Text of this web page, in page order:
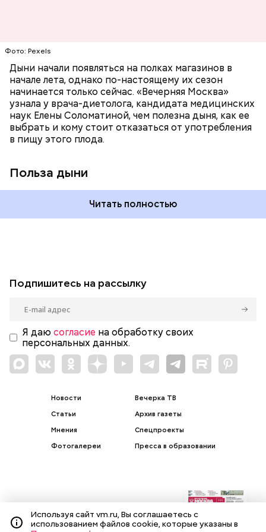
Фото: Pexels
Дыни начали появляться на полках магазинов в
начале лета, однако по-настоящему их сезон
начинается только сейчас. «Вечерняя Москва»
узнала у врача-диетолога, кандидата медицинских
наук Елены Соломатиной, чем полезна дыня, как ее
выбрать и кому стоит отказаться от употребления
в пищу этого плода.
Польза дыни
поддерживает сердечно-сосудистую
систему и предотвращает скачки давления;
магний — помогает калию и не дает сосудам
спазмироваться.
Читать полностью
Подпишитесь на рассылку
Я даю согласие на обработку своих
персональных данных.
Новости
Статьи
Мнения
Фотогалереи
Вечерка ТВ
Архив газеты
Спецпроекты
Пресса в образовании
издания
Используя сайт vm.ru, Вы соглашаетесь с
использованием файлов cookie, которые указаны в